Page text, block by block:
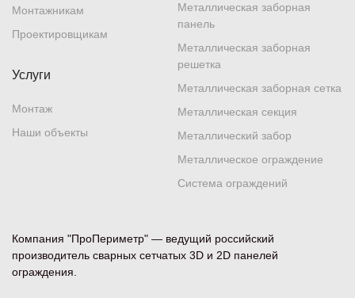
Компания "ПроПериметр" — ведущий российский
производитель сварных сетчатых 3D и 2D панелей
ограждения.
Металлическая заборная
панель
Металлическая заборная
решетка
Металлическая заборная сетка
Металлическая секция
Металлический забор
Металлическое ограждение
Система ограждений
Монтажникам
Проектировщикам
Услуги
Монтаж
Наши объекты